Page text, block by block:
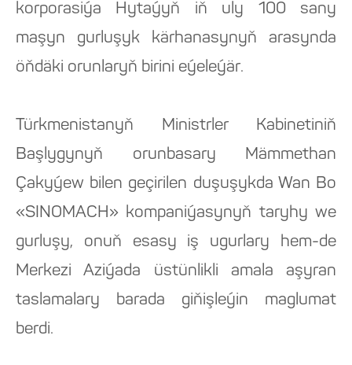
korporasiýa Hytaýyň iň uly 100 sany
maşyn gurluşyk kärhanasynyň arasynda
öňdäki orunlaryň birini eýeleýär.
Türkmenistanyň Ministrler Kabinetiniň
Başlygynyň orunbasary Mämmethan
Çakyýew bilen geçirilen duşuşykda Wan Bo
«SINOMACH» kompaniýasynyň taryhy we
gurluşy, onuň esasy iş ugurlary hem-de
Merkezi Aziýada üstünlikli amala aşyran
taslamalary barada giňişleýin maglumat
berdi.